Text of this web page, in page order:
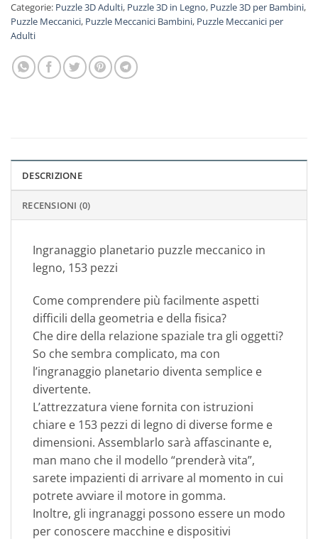
Categorie: Puzzle 3D Adulti, Puzzle 3D in Legno, Puzzle 3D per Bambini,
Puzzle Meccanici, Puzzle Meccanici Bambini, Puzzle Meccanici per
Adulti
DESCRIZIONE
RECENSIONI (0)
Ingranaggio planetario puzzle meccanico in
legno, 153 pezzi
Come comprendere più facilmente aspetti
difficili della geometria e della fisica?
Che dire della relazione spaziale tra gli oggetti?
So che sembra complicato, ma con
l’ingranaggio planetario diventa semplice e
divertente.
L’attrezzatura viene fornita con istruzioni
chiare e 153 pezzi di legno di diverse forme e
dimensioni. Assemblarlo sarà affascinante e,
man mano che il modello “prenderà vita”,
sarete impazienti di arrivare al momento in cui
potrete avviare il motore in gomma.
Inoltre, gli ingranaggi possono essere un modo
per conoscere macchine e dispositivi